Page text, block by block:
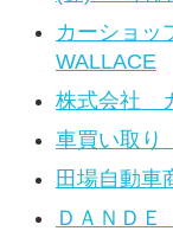
カーショッ
WALLACE
株式会社
車買い取
田場自動車
ＤＡＮＤ